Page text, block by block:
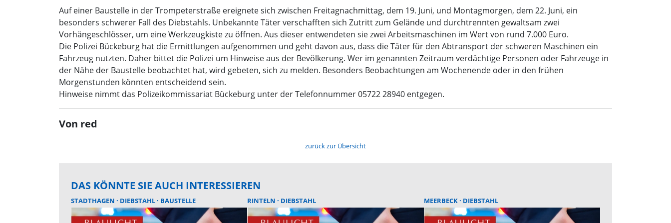
Auf einer Baustelle in der Trompeterstraße ereignete sich zwischen Freitagnachmittag, dem 19. Juni, und Montagmorgen, dem 22. Juni, ein
besonders schwerer Fall des Diebstahls. Unbekannte Täter verschafften sich Zutritt zum Gelände und durchtrennten gewaltsam zwei
Vorhängeschlösser, um eine Werkzeugkiste zu öffnen. Aus dieser entwendeten sie zwei Arbeitsmaschinen im Wert von rund 7.000 Euro.
Die Polizei Bückeburg hat die Ermittlungen aufgenommen und geht davon aus, dass die Täter für den Abtransport der schweren Maschinen ein
Fahrzeug nutzten. Daher bittet die Polizei um Hinweise aus der Bevölkerung. Wer im genannten Zeitraum verdächtige Personen oder Fahrzeuge in
der Nähe der Baustelle beobachtet hat, wird gebeten, sich zu melden. Besonders Beobachtungen am Wochenende oder in den frühen
Morgenstunden könnten entscheidend sein.
Hinweise nimmt das Polizeikommissariat Bückeburg unter der Telefonnummer 05722 28940 entgegen.
Von red
zurück zur Übersicht
DAS KÖNNTE SIE AUCH INTERESSIEREN
STADTHAGEN DIEBSTAHL BAUSTELLE RINTELN DIEBSTAHL MEERBECK DIEBSTAHL